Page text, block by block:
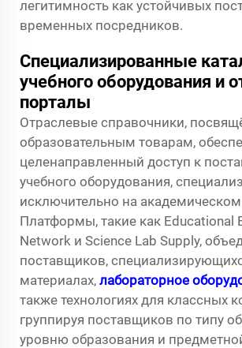
легитимность как устойчивых
временных посредников.
Специализированные
учебного оборудования и
порталы
Отраслевые справочники,
образовательным товарам,
целенаправленный доступ к
учебного оборудования,
исключительно на
Платформы, такие как Educational
Network и Science Lab Supply,
поставщиков,
материалах, лабораторное
также технологиях для классных
группируя поставщиков по типу
уровню образования и